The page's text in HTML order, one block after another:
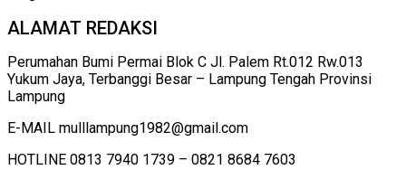
ALAMAT REDAKSI
Perumahan Bumi Permai Blok C Jl. Palem Rt.012 Rw.013
Yukum Jaya, Terbanggi Besar – Lampung Tengah Provinsi
Lampung
E-MAIL mulllampung1982@gmail.com
HOTLINE 0813 7940 1739 – 0821 8684 7603